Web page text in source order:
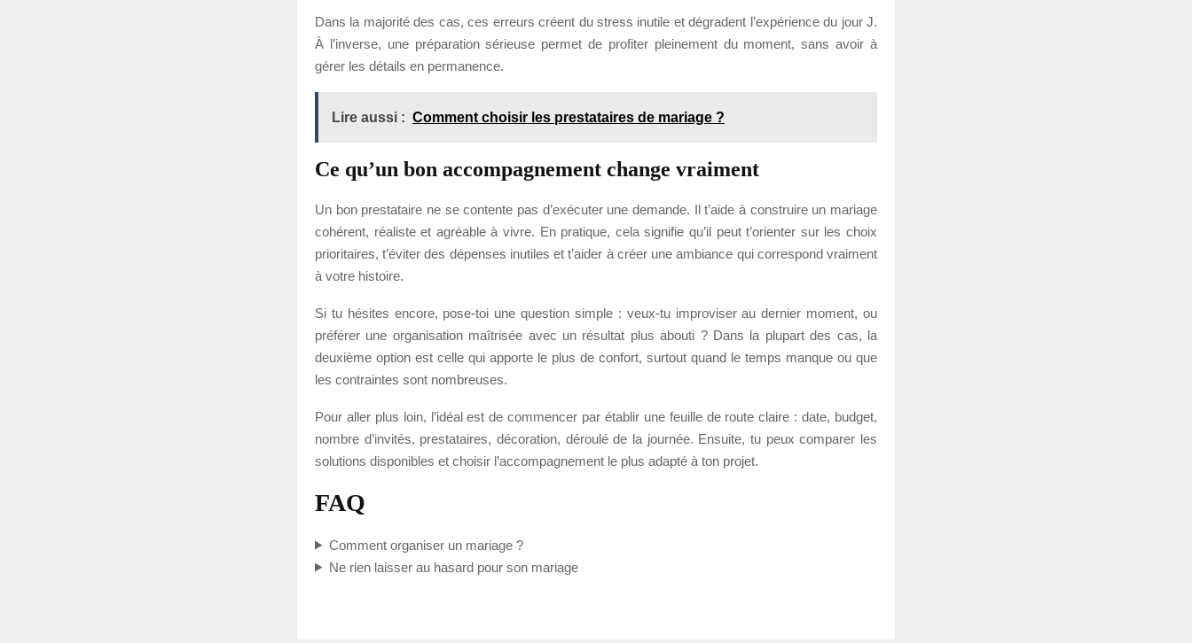
Dans la majorité des cas, ces erreurs créent du stress inutile et dégradent l’expérience du jour J.
À l’inverse, une préparation sérieuse permet de profiter pleinement du moment, sans avoir à
gérer les détails en permanence.
Lire aussi : Comment choisir les prestataires de mariage ?
Ce qu’un bon accompagnement change vraiment
Un bon prestataire ne se contente pas d’exécuter une demande. Il t’aide à construire un mariage
cohérent, réaliste et agréable à vivre. En pratique, cela signifie qu’il peut t’orienter sur les choix
prioritaires, t’éviter des dépenses inutiles et t’aider à créer une ambiance qui correspond vraiment
à votre histoire.
Si tu hésites encore, pose-toi une question simple : veux-tu improviser au dernier moment, ou
préférer une organisation maîtrisée avec un résultat plus abouti ? Dans la plupart des cas, la
deuxième option est celle qui apporte le plus de confort, surtout quand le temps manque ou que
les contraintes sont nombreuses.
Pour aller plus loin, l’idéal est de commencer par établir une feuille de route claire : date, budget,
nombre d’invités, prestataires, décoration, déroulé de la journée. Ensuite, tu peux comparer les
solutions disponibles et choisir l’accompagnement le plus adapté à ton projet.
FAQ
Comment organiser un mariage ?
Ne rien laisser au hasard pour son mariage